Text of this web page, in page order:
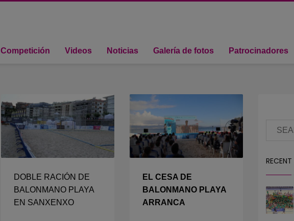
Competición Videos Noticias Galería de fotos Patrocinadores
DOBLE RACIÓN DE
BALONMANO PLAYA
EN SANXENXO
EL CESA DE
BALONMANO PLAYA
ARRANCA